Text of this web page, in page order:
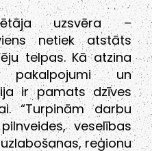
uzsvēra –
netiek atstāts
telpas. Kā atzina
pakalpojumi un
ir pamats dzīves
“Turpinām darbu
veselības
reģionu